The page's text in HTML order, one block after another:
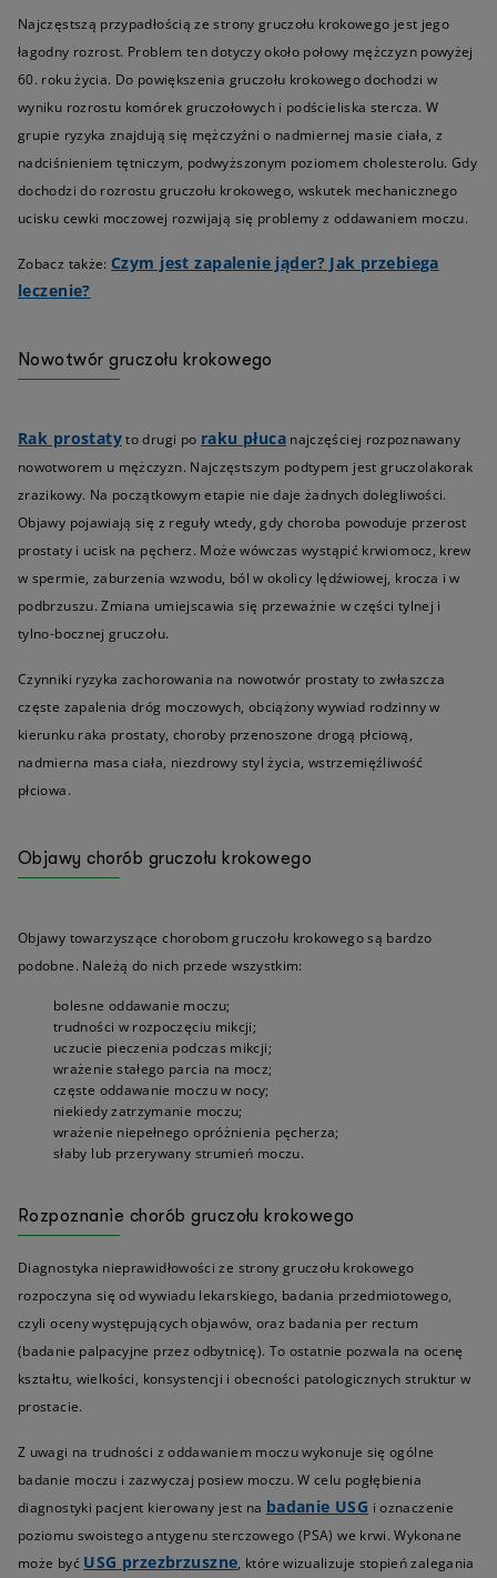
Najczęstszą przypadłością ze strony gruczołu krokowego jest jego
łagodny rozrost. Problem ten dotyczy około połowy mężczyzn powyżej
60. roku życia. Do powiększenia gruczołu krokowego dochodzi w
wyniku rozrostu komórek gruczołowych i podścieliska stercza. W
grupie ryzyka znajdują się mężczyźni o nadmiernej masie ciała, z
nadciśnieniem tętniczym, podwyższonym poziomem cholesterolu. Gdy
dochodzi do rozrostu gruczołu krokowego, wskutek mechanicznego
ucisku cewki moczowej rozwijają się problemy z oddawaniem moczu.
Zobacz także: Czym jest zapalenie jąder? Jak przebiega
leczenie?
Nowotwór gruczołu krokowego
Rak prostatyto drugi po raku płucanajczęściej rozpoznawany
nowotworem u mężczyzn. Najczęstszym podtypem jest gruczolakorak
zrazikowy. Na początkowym etapie nie daje żadnych dolegliwości.
Objawy pojawiają się z reguły wtedy, gdy choroba powoduje przerost
prostaty i ucisk na pęcherz. Może wówczas wystąpić krwiomocz, krew
w spermie, zaburzenia wzwodu, ból w okolicy lędźwiowej, krocza i w
podbrzuszu. Zmiana umiejscawia się przeważnie w części tylnej i
tylno-bocznej gruczołu.
Czynniki ryzyka zachorowania na nowotwór prostaty to zwłaszcza
częste zapalenia dróg moczowych, obciążony wywiad rodzinny w
kierunku raka prostaty, choroby przenoszone drogą płciową,
nadmierna masa ciała, niezdrowy styl życia, wstrzemięźliwość
płciowa.
Objawy chorób gruczołu krokowego
Objawy towarzyszące chorobom gruczołu krokowego są bardzo
podobne. Należą do nich przede wszystkim:
bolesne oddawanie moczu;
trudności w rozpoczęciu mikcji;
uczucie pieczenia podczas mikcji;
wrażenie stałego parcia na mocz;
częste oddawanie moczu w nocy;
niekiedy zatrzymanie moczu;
wrażenie niepełnego opróżnienia pęcherza;
słaby lub przerywany strumień moczu.
Rozpoznanie chorób gruczołu krokowego
Diagnostyka nieprawidłowości ze strony gruczołu krokowego
rozpoczyna się od wywiadu lekarskiego, badania przedmiotowego,
czyli oceny występujących objawów, oraz badania per rectum
(badanie palpacyjne przez odbytnicę). To ostatnie pozwala na ocenę
kształtu, wielkości, konsystencji i obecności patologicznych struktur w
prostacie.
Z uwagi na trudności z oddawaniem moczu wykonuje się ogólne
badanie moczu i zazwyczaj posiew moczu. W celu pogłębienia
diagnostyki pacjent kierowany jest na badanie USG i oznaczenie
poziomu swoistego antygenu sterczowego (PSA) we krwi. Wykonane
może być USG przezbrzuszne, które wizualizuje stopień zalegania